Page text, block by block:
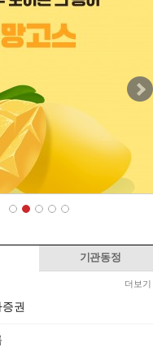
기관동정
더보기
권